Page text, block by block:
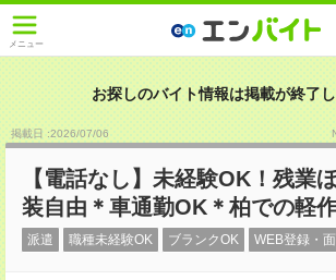
メニュー
お探しのバイト情報は掲載が終了し
掲載日 :2026/07/06
【電話なし】未経験OK！残業
装自由＊車通勤OK＊柏での軽
派遣 職種未経験OK ブランクOK WEB登録・